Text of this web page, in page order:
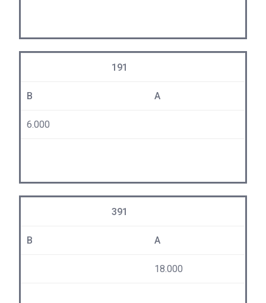
191
B A
6.000
391
B A
18.000